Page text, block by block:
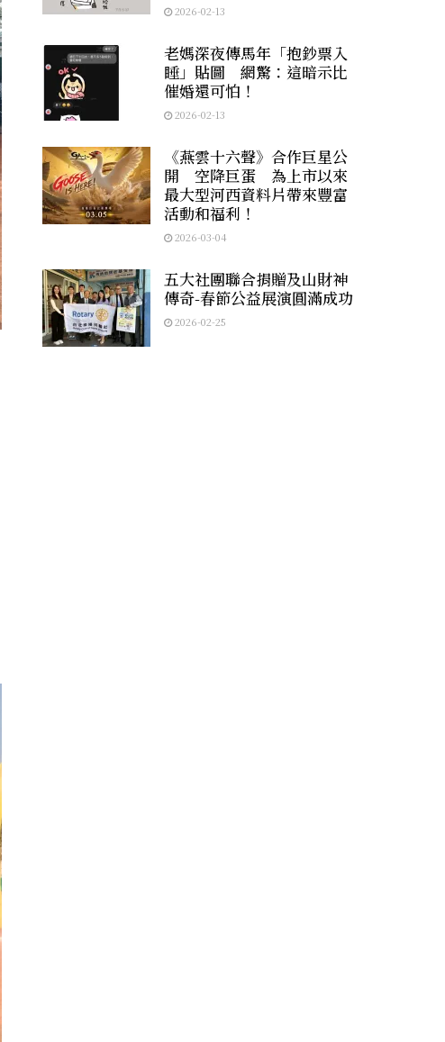
2026-02-13
老媽深夜傳馬年「抱鈔票入
睡」貼圖 網驚：這暗示比
催婚還可怕！
2026-02-13
《燕雲十六聲》合作巨星公
開 空降巨蛋 為上市以來
最大型河西資料片帶來豐富
活動和福利！
2026-03-04
五大社團聯合捐贈及山財神
傳奇-春節公益展演圓滿成功
2026-02-25